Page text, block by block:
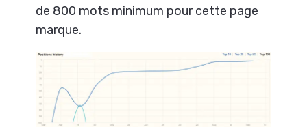
de 800 mots minimum pour cette page
marque.